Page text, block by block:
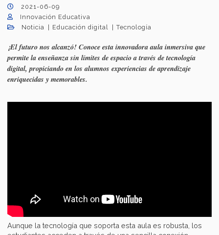
2021-06-09
Innovación Educativa
Noticia
Educación digital Tecnología
¡El futuro nos alcanzó! Conoce esta innovadora aula inmersiva que
permite la enseñanza sin límites de espacio a través de tecnología
digital, propiciando en los alumnos experiencias de aprendizaje
enriquecidas y memorables.
Aunque la tecnología que soporta esta aula es robusta, los